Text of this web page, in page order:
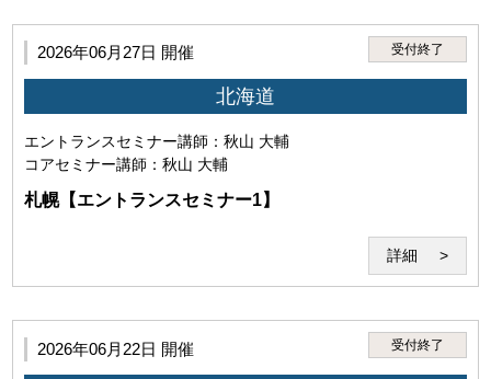
下の行為を行ってはなりません。
(1)本サービスを利用する権利を他者に譲渡し、使用さ
せ、売買し、名義を変更し、質権を設定しまたは担保に
(2)当研究所または講師その他第三者の名誉、信用、著作
権、特許権、実用新案権、意匠権、商標権、肖像権、プ
2026年06月27日 開催 受付終了
北海道
エントランスセミナー講師：秋山 大輔
コアセミナー講師：秋山 大輔
札幌【エントランスセミナー1】
詳細
2026年06月22日 開催 受付終了